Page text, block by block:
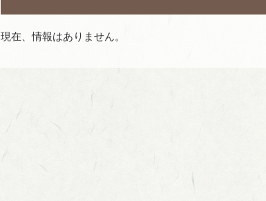
現在、情報はありません。